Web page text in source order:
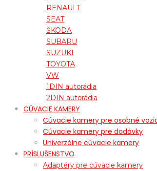
RENAULT
SEAT
ŠKODA
SUBARU
SUZUKI
TOYOTA
VW
1DIN autorádia
2DIN autorádia
CÚVACIE KAMERY
Cúvacie kamery pre osobné
Cúvacie kamery pre dodávky
Univerzálne cúvacie kamery
PRÍSLUŠENSTVO
Adaptéry pre cúvacie kamery